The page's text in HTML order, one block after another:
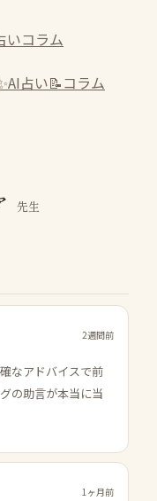
いコラム
AI占い📝コラム
先生
2週間前
なアドバイスで前
の助言が本当に当
1ヶ月前